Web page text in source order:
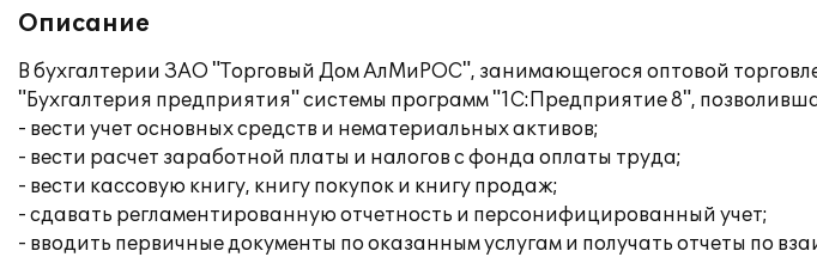
Описание
В бухгалтерии ЗАО "Торговый Дом АлМиРОС", занимающегося оптовой
"Бухгалтерия предприятия" системы программ "1С:Предприятие 8",
- вести учет основных средств и нематериальных активов;
- вести расчет заработной платы и налогов с фонда оплаты труда;
- вести кассовую книгу, книгу покупок и книгу продаж;
- сдавать регламентированную отчетность и персонифицированный учет;
- вводить первичные документы по оказанным услугам и получать отчеты по